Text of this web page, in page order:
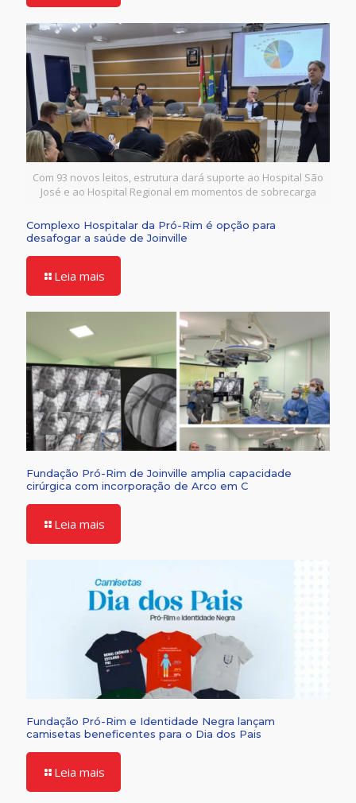
Com 93 novos leitos, estrutura dará suporte ao Hospital São
José e ao Hospital Regional em momentos de sobrecarga
Complexo Hospitalar da Pró-Rim é opção para
desafogar a saúde de Joinville
Leia mais
Fundação Pró-Rim de Joinville amplia capacidade
cirúrgica com incorporação de Arco em C
Leia mais
Fundação Pró-Rim e Identidade Negra lançam
camisetas beneficentes para o Dia dos Pais
Leia mais